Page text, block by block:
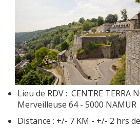
Lieu de RDV : CENTRE TERRA
Merveilleuse 64 - 5000 NAMUR
Distance : +/- 7 KM - +/- 2 hrs